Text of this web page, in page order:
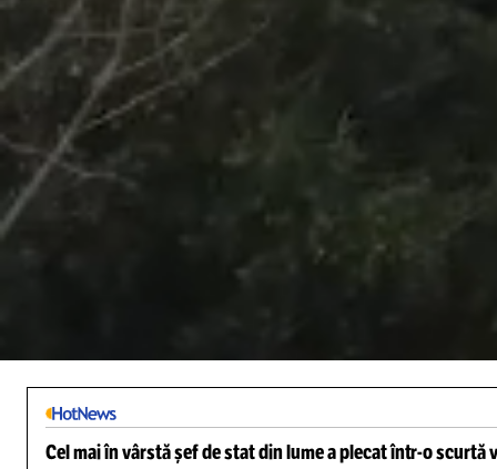
Cel mai în vârstă șef de stat din lume a plecat într-o scurtă